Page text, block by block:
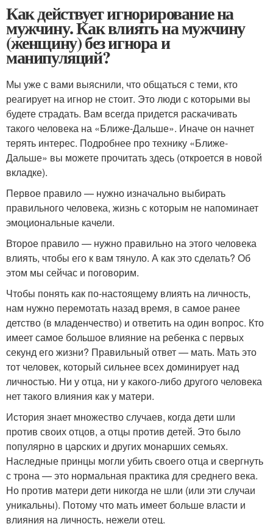
Как действует игнорирование на
мужчину. Как влиять на мужчину
(женщину) без игнора и
манипуляций?
Мы уже с вами выяснили, что общаться с теми, кто
реагирует на игнор не стоит. Это люди с которыми вы
будете страдать. Вам всегда придется раскачивать
такого человека на «Ближе-Дальше». Иначе он начнет
терять интерес. Подробнее про технику «Ближе-
Дальше» вы можете прочитать здесь (откроется в новой
вкладке).
Первое правило — нужно изначально выбирать
правильного человека, жизнь с которым не напоминает
эмоциональные качели.
Второе правило — нужно правильно на этого человека
влиять, чтобы его к вам тянуло. А как это сделать? Об
этом мы сейчас и поговорим.
Чтобы понять как по-настоящему влиять на личность,
нам нужно перемотать назад время, в самое ранее
детство (в младенчество) и ответить на один вопрос. Кто
имеет самое большое влияние на ребенка с первых
секунд его жизни? Правильный ответ — мать. Мать это
тот человек, который сильнее всех доминирует над
личностью. Ни у отца, ни у какого-либо другого человека
нет такого влияния как у матери.
История знает множество случаев, когда дети шли
против своих отцов, а отцы против детей. Это было
популярно в царских и других монарших семьях.
Наследные принцы могли убить своего отца и свергнуть
с трона — это нормальная практика для среднего века.
Но против матери дети никогда не шли (или эти случаи
уникальны). Потому что мать имеет больше власти и
влияния на личность, нежели отец.